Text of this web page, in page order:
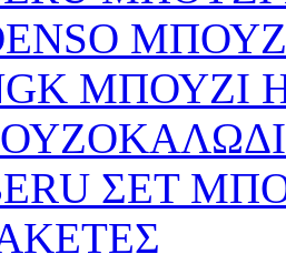
ΜΠΟΥΖΙ
ΣΕΤ